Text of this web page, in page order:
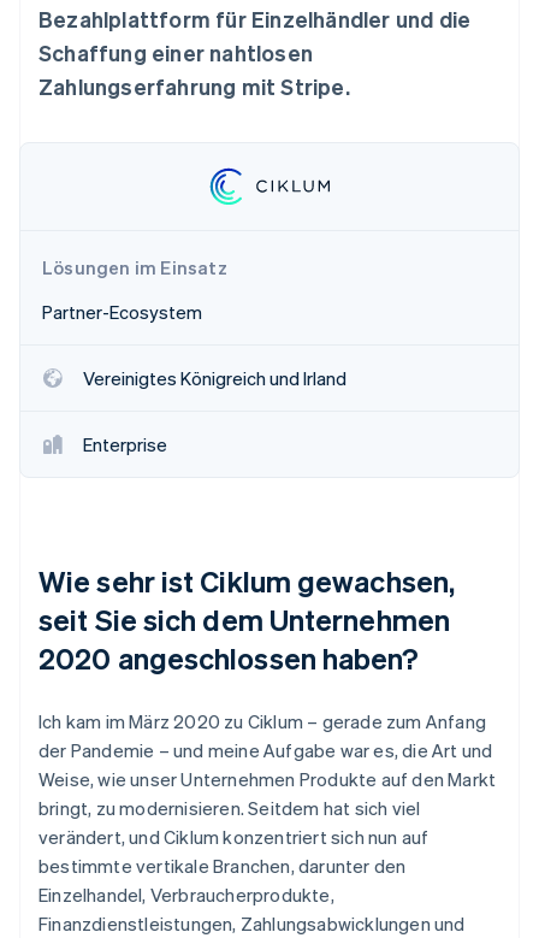
Online-Identitätsprüfung
Stripe-Sessions 2026
Erfahren Sie, wie Stripe Lösungen für die
Jetzt ansehen
Bezahlplattform für Einzelhändler und die
Schaffung einer nahtlosen
Zahlungserfahrung mit Stripe.
Lösungen im Einsatz
Partner-Ecosystem
Vereinigtes Königreich und Irland
Enterprise
Wie sehr ist Ciklum gewachsen,
seit Sie sich dem Unternehmen
2020 angeschlossen haben?
Ich kam im März 2020 zu Ciklum – gerade zum Anfang
der Pandemie – und meine Aufgabe war es, die Art und
Weise, wie unser Unternehmen Produkte auf den Markt
bringt, zu modernisieren. Seitdem hat sich viel
verändert, und Ciklum konzentriert sich nun auf
bestimmte vertikale Branchen, darunter den
Einzelhandel, Verbraucherprodukte,
Finanzdienstleistungen, Zahlungsabwicklungen und